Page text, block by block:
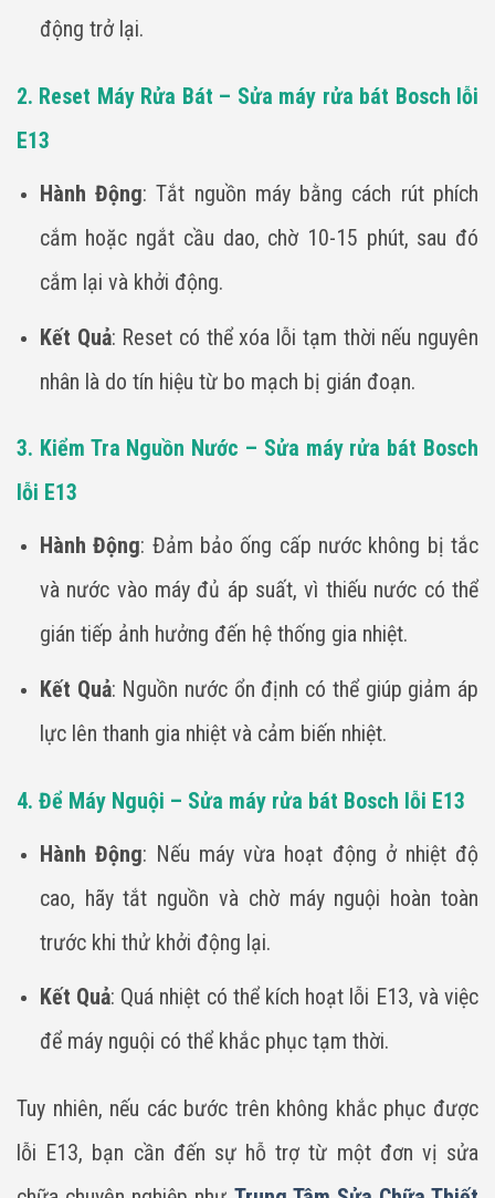
động trở lại.
2. Reset Máy Rửa Bát – Sửa máy rửa bát Bosch lỗi
E13
Hành Động: Tắt nguồn máy bằng cách rút phích
cắm hoặc ngắt cầu dao, chờ 10-15 phút, sau đó
cắm lại và khởi động.
Kết Quả: Reset có thể xóa lỗi tạm thời nếu nguyên
nhân là do tín hiệu từ bo mạch bị gián đoạn.
3. Kiểm Tra Nguồn Nước – Sửa máy rửa bát Bosch
lỗi E13
Hành Động: Đảm bảo ống cấp nước không bị tắc
và nước vào máy đủ áp suất, vì thiếu nước có thể
gián tiếp ảnh hưởng đến hệ thống gia nhiệt.
Kết Quả: Nguồn nước ổn định có thể giúp giảm áp
lực lên thanh gia nhiệt và cảm biến nhiệt.
4. Để Máy Nguội – Sửa máy rửa bát Bosch lỗi E13
Hành Động: Nếu máy vừa hoạt động ở nhiệt độ
cao, hãy tắt nguồn và chờ máy nguội hoàn toàn
trước khi thử khởi động lại.
Kết Quả: Quá nhiệt có thể kích hoạt lỗi E13, và việc
để máy nguội có thể khắc phục tạm thời.
Tuy nhiên, nếu các bước trên không khắc phục được
lỗi E13, bạn cần đến sự hỗ trợ từ một đơn vị sửa